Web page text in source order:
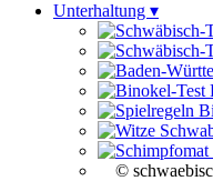
Unterhaltung ▾
©